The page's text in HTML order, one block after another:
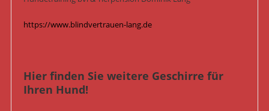
https://www.blindvertrauen-lang.de
Hier finden Sie weitere Geschirre für
Ihren Hund!